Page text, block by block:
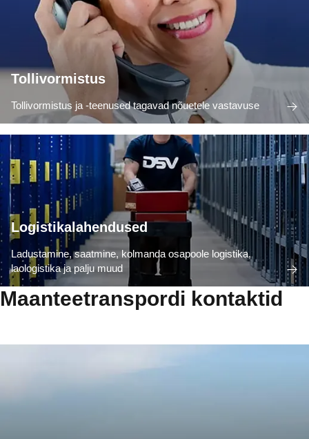
Tollivormistus
Tollivormistus ja -teenused tagavad nõuetele vastavuse
Logistikalahendused
Ladustamine, saatmine, kolmanda osapoole logistika,
laologistika ja palju muud
Maanteetranspordi kontaktid